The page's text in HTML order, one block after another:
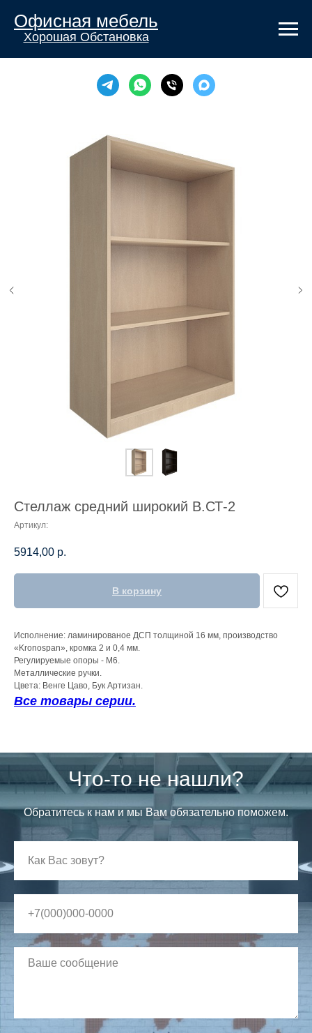
Офисная мебель
Хорошая Обстановка
Стеллаж средний широкий В.СТ-2
Артикул:
5914,00 р.
В корзину
Исполнение: ламинированое ДСП толщиной 16 мм, производство
«Kronospan», кромка 2 и 0,4 мм.
Регулируемые опоры - М6.
Металлические ручки.
Цвета: Венге Цаво, Бук Артизан.
Все товары серии.
Что-то не нашли?
Обратитесь к нам и мы Вам обязательно поможем.